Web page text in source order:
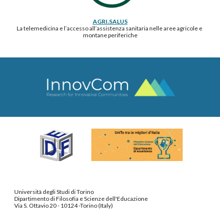
AGRI.SALUS
La telemedicina e l’accesso all’assistenza sanitaria nelle aree agricole e
montane periferiche
Università degli Studi di Torino
Dipartimento di Filosofia e Scienze dell'Educazione
Via S. Ottavio 20 - 10124 -Torino (Italy)